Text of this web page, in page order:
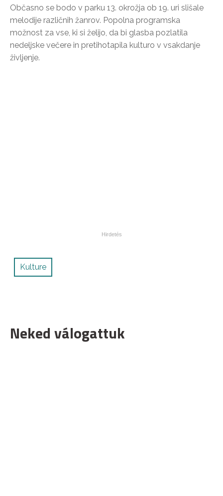
Občasno se bodo v parku 13. okrožja ob 19. uri slišale
melodije različnih žanrov. Popolna programska
možnost za vse, ki si želijo, da bi glasba pozlatila
nedeljske večere in pretihotapila kulturo v vsakdanje
življenje.
Kulture
Neked válogattuk